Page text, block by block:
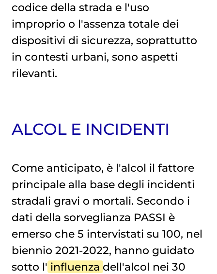
codice della strada e l'uso
improprio o l'assenza totale dei
dispositivi di sicurezza, soprattutto
in contesti urbani, sono aspetti
rilevanti.
ALCOL E INCIDENTI
Come anticipato, è l'alcol il fattore
principale alla base degli incidenti
stradali gravi o mortali. Secondo i
dati della sorveglianza PASSI è
emerso che 5 intervistati su 100, nel
biennio 2021-2022, hanno guidato
sotto l' influenza dell'alcol nei 30